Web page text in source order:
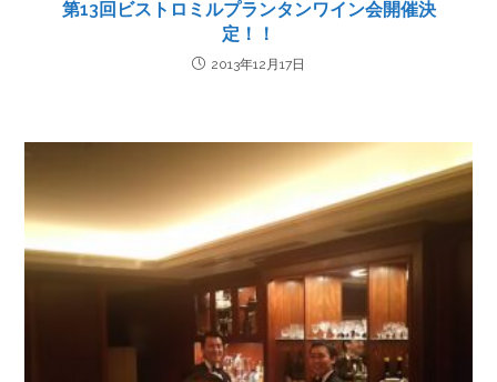
第13回ビストロミルプランタンワイン会開催決
定！！
2013年12月17日